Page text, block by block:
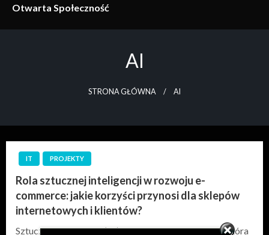
Otwarta Społeczność
AI
STRONA GŁÓWNA AI
IT PROJEKTY
Rola sztucznej inteligencji w rozwoju e-
commerce: jakie korzyści przynosi dla sklepów
internetowych i klientów?
Sztuczna inteligencja (AI) to dziedzina informatyki, która